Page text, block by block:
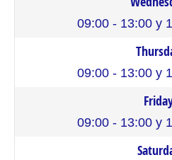
09:00 - 13:00 y
09:00 - 13:00 y
09:00 - 13:00 y